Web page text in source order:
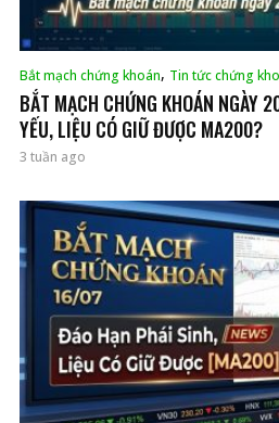
Bắt mạch chứng khoán, Tin tức chứng
BẮT MẠCH CHỨNG KHOÁN
YẾU, LIỆU CÓ GIỮ ĐƯỢC MA200?
3 tuần ago